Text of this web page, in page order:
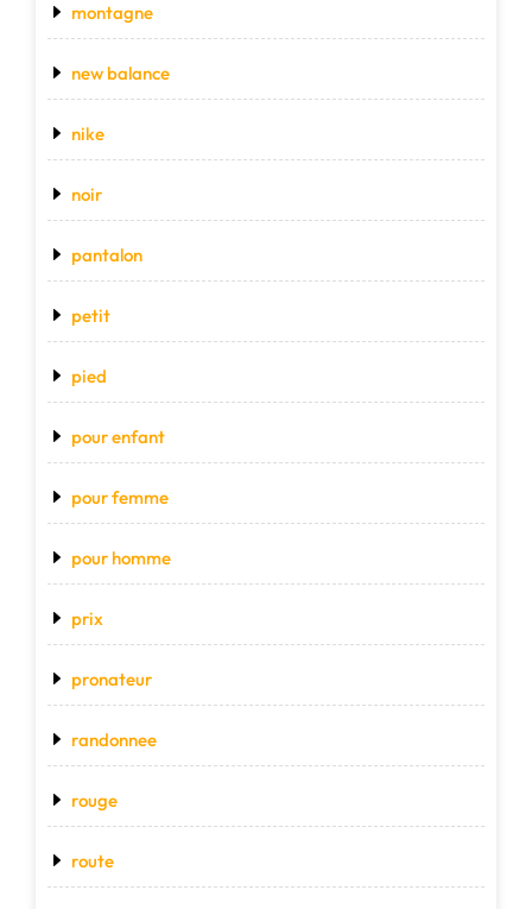
montagne
new balance
nike
noir
pantalon
petit
pied
pour enfant
pour femme
pour homme
prix
pronateur
randonnee
rouge
route